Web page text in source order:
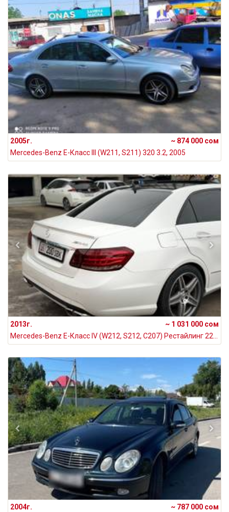
2005г.
~ 874 000 сом
Mercedes-Benz E-Класс III (W211, S211) 320 3.2, 2005
2013г.
~ 1 031 000 сом
2004г.
~ 787 000 сом